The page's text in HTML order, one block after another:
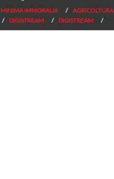
MINIMA IMMORALIA AGRICOLTURA
DIGISTREAM DIGISTREAM